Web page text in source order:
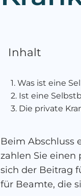
Inhalt
Was ist eine
Ist eine
Die private
Beim Abschluss
zahlen Sie einen
sich der Beitrag
für Beamte, die